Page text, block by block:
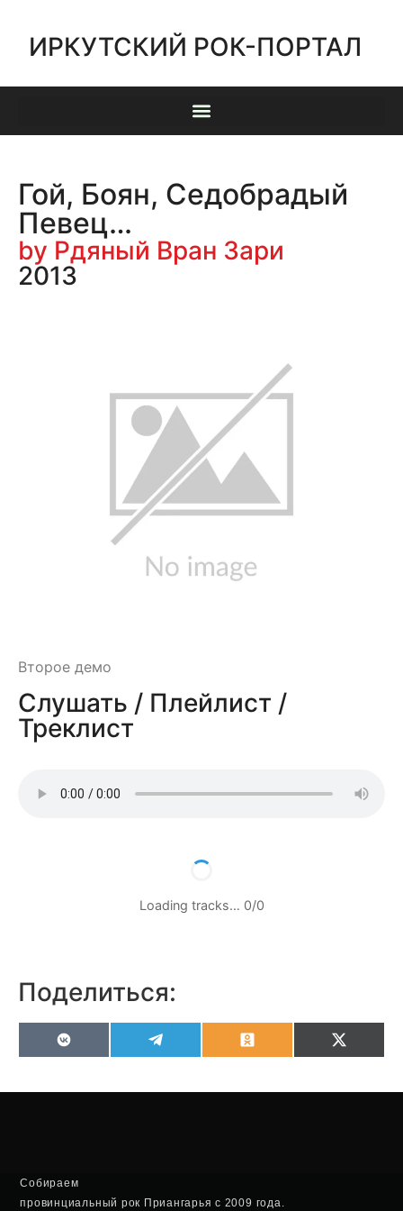
ИРКУТСКИЙ РОК-ПОРТАЛ
Гой, Боян, Седобрадый
Певец…
by Рдяный Вран Зари
2013
Второе демо
Слушать / Плейлист /
Треклист
Loading tracks… 0/0
Поделиться:
VK OdnoklassnikiX
Собираем
провинциальный рок Приангарья с 2009 года.